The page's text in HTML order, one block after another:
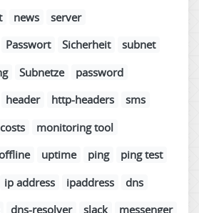
news
server
Passwort Sicherheit
subnet
Subnetze
password
header http-headers
sms
costs
monitoring tool
uptime ping
ping test
ip address ipaddress
dns
dns-resolver slack
messenger